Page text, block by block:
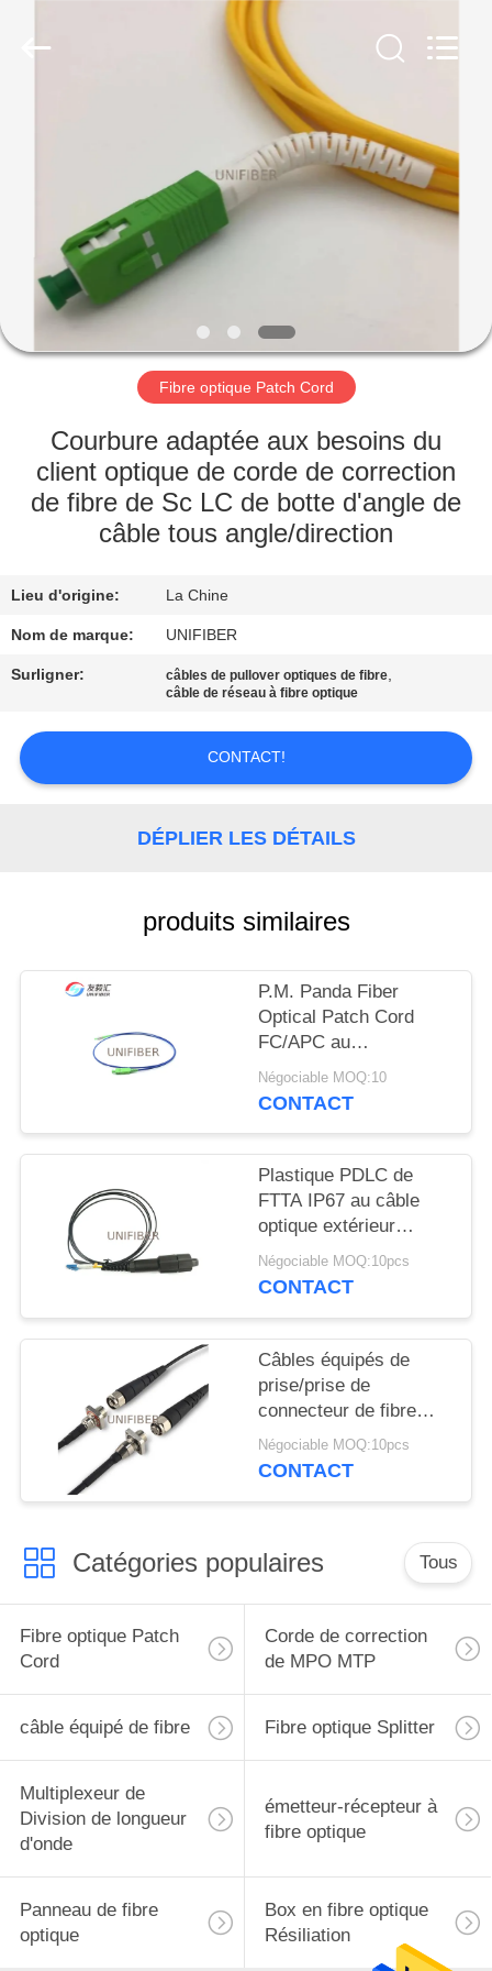
PRODUITS
SUJET
DE
NOUS
VISITE
D'USINE
CONTRÔLE
QUALITÉ
CONTACTEZ-
NOUVELLES
DEMANDEZ
CITATION
PLAN
PRIVACY
Technology
Fibre optique Patch Cord
Courbure adaptée aux besoins du
client optique de corde de correction
de fibre de Sc LC de botte d'angle de
câble tous angle/direction
Lieu d'origine: La Chine
Nom de marque: UNIFIBER
Surligner: câbles de pullover optiques de fibre,
câble de réseau à fibre optique
CONTACT!
DÉPLIER LES DÉTAILS
produits similaires
P.M. Panda Fiber
Optical Patch Cord
FC/APC au
fonctionnement lent
d'axe de SC/APC
Négociable MOQ:10
CONTACT
Plastique PDLC de
FTTA IP67 au câble
optique extérieur
duplex de correction de
fibre de LC
Négociable MOQ:10pcs
CONTACT
Câbles équipés de
prise/prise de
connecteur de fibre
d'ODC-2 ODC-4
Négociable MOQ:10pcs
CONTACT
Catégories populaires Tous
Fibre optique Patch
Cord
Corde de correction
de MPO MTP
câble équipé de fibre Fibre optique Splitter
Multiplexeur de
Division de longueur
d'onde
émetteur-récepteur à
fibre optique
Panneau de fibre
optique
Box en fibre optique
Résiliation